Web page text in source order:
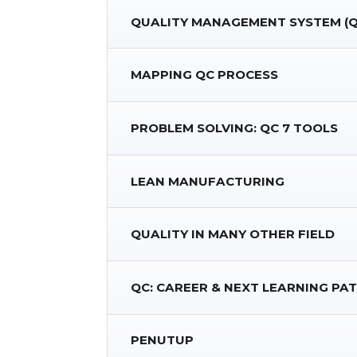
QUALITY MANAGEMENT SYSTEM
MAPPING QC PROCESS
PROBLEM SOLVING: QC 7 TOOLS
LEAN MANUFACTURING
QUALITY IN MANY OTHER FIELD
QC: CAREER & NEXT LEARNING
PENUTUP